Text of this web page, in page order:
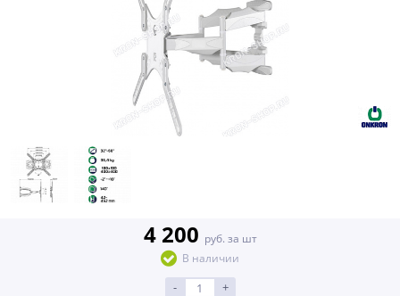
4 200 руб. за шт
В наличии
- +